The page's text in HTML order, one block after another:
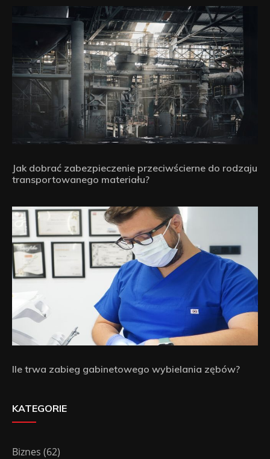
Jak dobrać zabezpieczenie przeciwścierne do rodzaju
transportowanego materiału?
Ile trwa zabieg gabinetowego wybielania zębów?
KATEGORIE
Biznes (62)